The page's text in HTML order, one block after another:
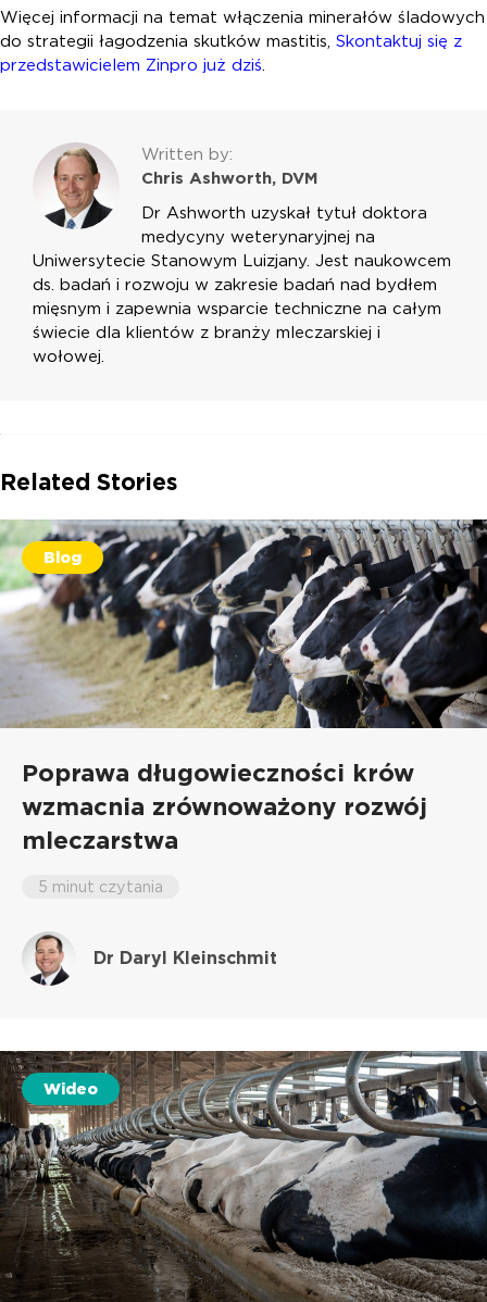
Więcej informacji na temat włączenia minerałów śladowych
do strategii łagodzenia skutków mastitis, Skontaktuj się z
przedstawicielem Zinpro już dziś.
Written by:
Chris Ashworth, DVM
Dr Ashworth uzyskał tytuł doktora
medycyny weterynaryjnej na
Uniwersytecie Stanowym Luizjany. Jest naukowcem
ds. badań i rozwoju w zakresie badań nad bydłem
mięsnym i zapewnia wsparcie techniczne na całym
świecie dla klientów z branży mleczarskiej i
wołowej.
Related Stories
Blog
Poprawa długowieczności krów
wzmacnia zrównoważony rozwój
mleczarstwa
5 minut czytania
Dr Daryl Kleinschmit
Wideo